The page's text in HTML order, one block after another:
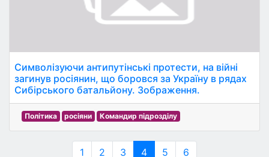
Символізуючи антипутінські протести, на війні
загинув росіянин, що боровся за Україну в рядах
Сибірського батальйону. Зображення.
Політика росіяни Командир підрозділу
1 2 3 4 5 6